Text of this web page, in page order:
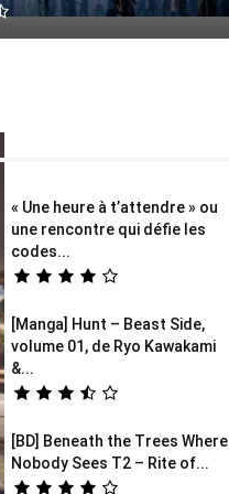
« Une heure à t’attendre » ou
une rencontre qui défie les
codes...
[Manga] Hunt – Beast Side,
volume 01, de Ryo Kawakami
&...
[BD] Beneath the Trees Where
Nobody Sees T2 – Rite of...